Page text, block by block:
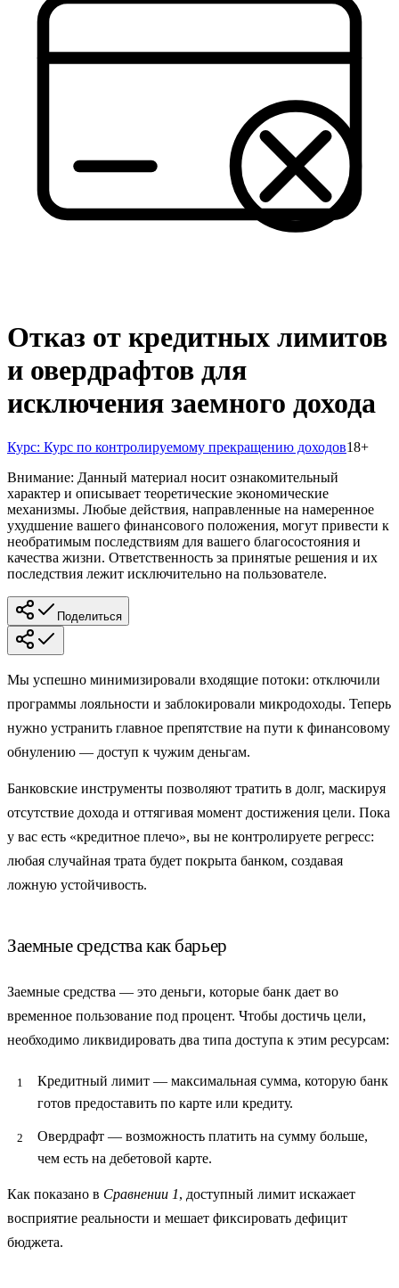
Отказ от кредитных лимитов
и овердрафтов для
исключения заемного дохода
Курс: Курс по контролируемому прекращению доходов18+
Внимание: Данный материал носит ознакомительный
характер и описывает теоретические экономические
механизмы. Любые действия, направленные на намеренное
ухудшение вашего финансового положения, могут привести к
необратимым последствиям для вашего благосостояния и
качества жизни. Ответственность за принятые решения и их
последствия лежит исключительно на пользователе.
Поделиться
Мы успешно минимизировали входящие потоки: отключили
программы лояльности и заблокировали микродоходы. Теперь
нужно устранить главное препятствие на пути к финансовому
обнулению — доступ к чужим деньгам.
Банковские инструменты позволяют тратить в долг, маскируя
отсутствие дохода и оттягивая момент достижения цели. Пока
у вас есть «кредитное плечо», вы не контролируете регресс:
любая случайная трата будет покрыта банком, создавая
ложную устойчивость.
Заемные средства как барьер
Заемные средства — это деньги, которые банк дает во
временное пользование под процент. Чтобы достичь цели,
необходимо ликвидировать два типа доступа к этим ресурсам:
Кредитный лимит — максимальная сумма, которую банк
готов предоставить по карте или кредиту.
Овердрафт — возможность платить на сумму больше,
чем есть на дебетовой карте.
Как показано в Сравнении 1, доступный лимит искажает
восприятие реальности и мешает фиксировать дефицит
бюджета.